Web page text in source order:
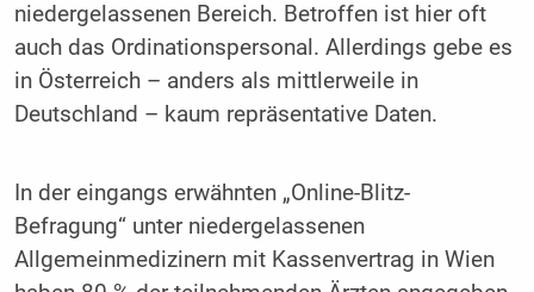
niedergelassenen Bereich. Betroffen ist hier oft
auch das Ordinationspersonal. Allerdings gebe es
in Österreich – anders als mittlerweile in
Deutschland – kaum repräsentative Daten.
In der eingangs erwähnten „Online-Blitz-
Befragung“ unter niedergelassenen
Allgemeinmedizinern mit Kassenvertrag in Wien